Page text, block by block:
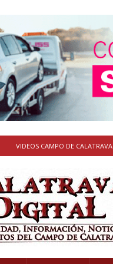
VIDEOS CAMPO DE CALATRAVA